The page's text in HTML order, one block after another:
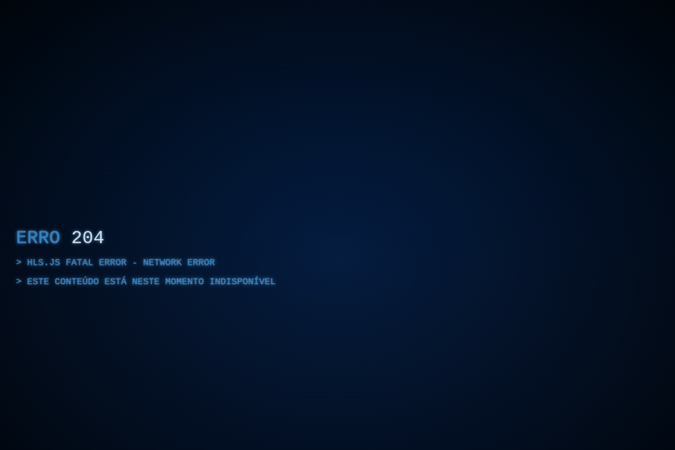
ERRO 204
HLS.JS FATAL ERROR - NETWORK ERROR
ESTE CONTEÚDO ESTÁ NESTE MOMENTO INDISPONÍVEL